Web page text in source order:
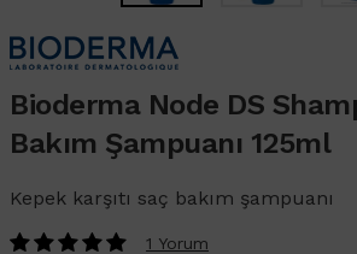
Bioderma Node DS
Bakım Şampuanı 125ml
Kepek karşıtı saç bakım şampuanı
1 Yorum